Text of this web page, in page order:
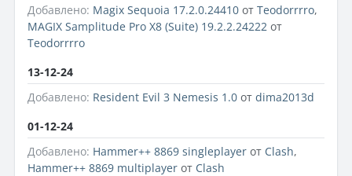
Добавлено: Magix Sequoia 17.2.0.24410 от Teodorrrro,
MAGIX Samplitude Pro X8 (Suite) 19.2.2.24222 от
Teodorrrro
13-12-24
Добавлено: Resident Evil 3 Nemesis 1.0 от dima2013d
01-12-24
Добавлено: Hammer++ 8869 singleplayer от Clash,
Hammer++ 8869 multiplayer от Clash